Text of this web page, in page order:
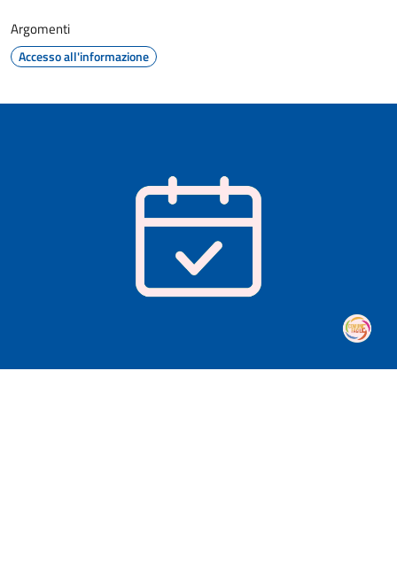
Argomenti
Accesso all'informazione